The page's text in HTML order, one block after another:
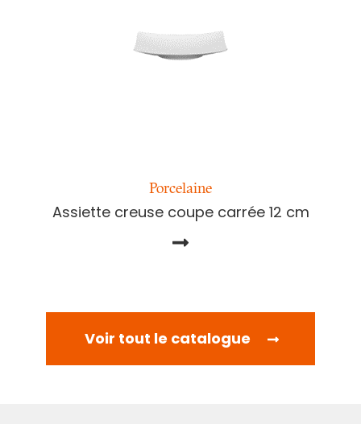
Porcelaine
Assiette creuse coupe carrée 12 cm
Voir tout le catalogue